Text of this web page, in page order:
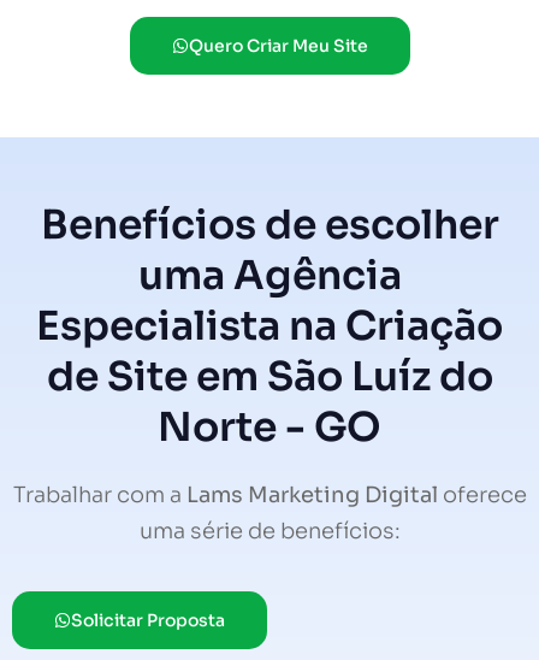
Quero Criar Meu Site
Benefícios de escolher
uma Agência
Especialista na Criação
de Site em São Luíz do
Norte - GO
Trabalhar com a Lams Marketing Digital oferece
uma série de benefícios:
Solicitar Proposta